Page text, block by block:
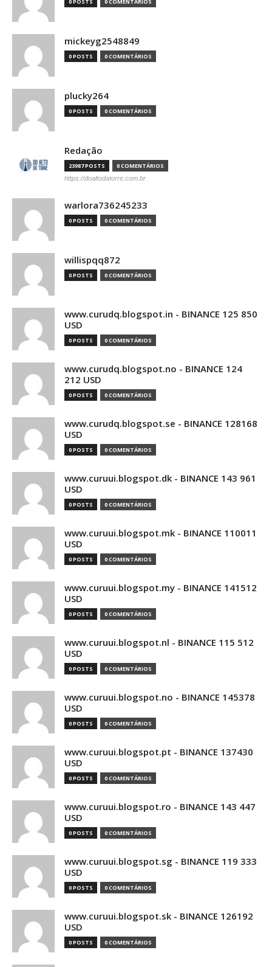
0 POSTS 0 COMENTÁRIOS
mickeyg2548849
0 POSTS 0 COMENTÁRIOS
plucky264
0 POSTS 0 COMENTÁRIOS
Redação
23987 POSTS 0 COMENTÁRIOS
https://doaltodatorre.com.br
warlora736245233
0 POSTS 0 COMENTÁRIOS
willispqq872
0 POSTS 0 COMENTÁRIOS
www.curudq.blogspot.in - BINANCE 125 850
USD
0 POSTS 0 COMENTÁRIOS
www.curudq.blogspot.no - BINANCE 124
212 USD
0 POSTS 0 COMENTÁRIOS
www.curudq.blogspot.se - BINANCE 128168
USD
0 POSTS 0 COMENTÁRIOS
www.curuui.blogspot.dk - BINANCE 143 961
USD
0 POSTS 0 COMENTÁRIOS
www.curuui.blogspot.mk - BINANCE 110011
USD
0 POSTS 0 COMENTÁRIOS
www.curuui.blogspot.my - BINANCE 141512
USD
0 POSTS 0 COMENTÁRIOS
www.curuui.blogspot.nl - BINANCE 115 512
USD
0 POSTS 0 COMENTÁRIOS
www.curuui.blogspot.no - BINANCE 145378
USD
0 POSTS 0 COMENTÁRIOS
www.curuui.blogspot.pt - BINANCE 137430
USD
0 POSTS 0 COMENTÁRIOS
www.curuui.blogspot.ro - BINANCE 143 447
USD
0 POSTS 0 COMENTÁRIOS
www.curuui.blogspot.sg - BINANCE 119 333
USD
0 POSTS 0 COMENTÁRIOS
www.curuui.blogspot.sk - BINANCE 126192
USD
0 POSTS 0 COMENTÁRIOS